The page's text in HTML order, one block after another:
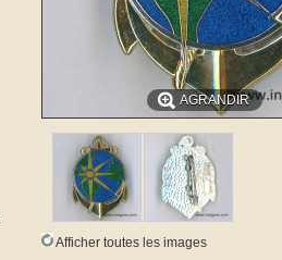
AGRANDIR
Afficher toutes les images